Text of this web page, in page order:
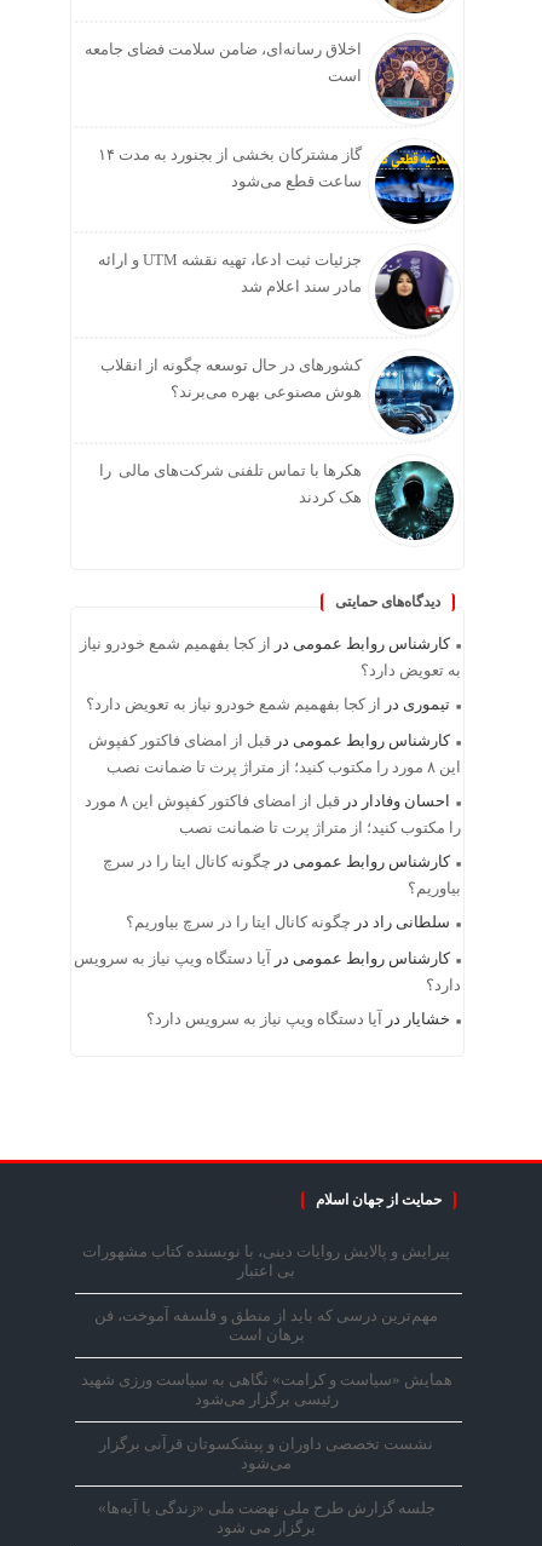
اخلاق رسانه‌ای، ضامن سلامت فضای جامعه
است
گاز مشترکان بخشی از بجنورد به مدت ۱۴
ساعت قطع می‌شود
جزئیات ثبت ادعا، تهیه نقشه UTM و ارائه
مادر سند اعلام شد
کشورهای در حال توسعه چگونه از انقلاب
هوش مصنوعی بهره می‌برند؟
هکرها با تماس تلفنی شرکت‌های مالی را
هک کردند
دیدگاه‌های حمایتی
کارشناس روابط عمومی در
از کجا بفهمیم شمع خودرو نیاز
به تعویض دارد؟
تیموری در
از کجا بفهمیم شمع خودرو نیاز به تعویض دارد؟
کارشناس روابط عمومی در قبل از امضای فاکتور کفپوش
این ۸ مورد را مکتوب کنید؛ از متراژ پرت تا ضمانت نصب
احسان وفادار در
قبل از امضای فاکتور کفپوش این ۸ مورد
را مکتوب کنید؛ از متراژ پرت تا ضمانت نصب
کارشناس روابط عمومی در چگونه کانال ایتا را در سرچ
بیاوریم؟
سلطانی راد در چگونه کانال ایتا را در سرچ بیاوریم؟
کارشناس روابط عمومی در
آیا دستگاه ویپ نیاز به سرویس
دارد؟
خشایار در آیا دستگاه ویپ نیاز به سرویس دارد؟
حمایت از جهان اسلام
پیرایش و پالایش روایات دینی، با نویسنده کتاب مشهورات
بی اعتبار
مهم‌ترین درسی که باید از منطق و فلسفه آموخت، فن
برهان است
همایش «سیاست و کرامت» نگاهی به سیاست ورزی شهید
رئیسی برگزار می‌شود
نشست تخصصی داوران و پیشکسوتان قرآنی برگزار
می‌شود
جلسه گزارش طرح ملی نهضت ملی «زندگی با آیه‌ها»
برگزار می شود